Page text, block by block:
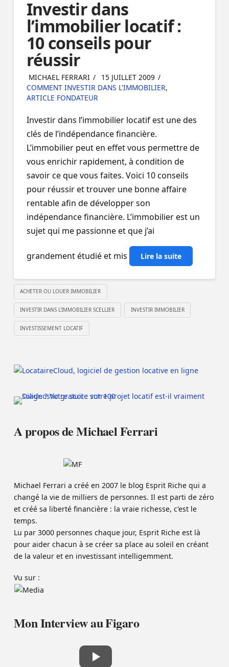
Investir dans
l’immobilier locatif :
10 conseils pour
réussir
MICHAEL FERRARI
15 JUILLET 2009
COMMENT INVESTIR DANS L'IMMOBILIER,
ARTICLE FONDATEUR
Investir dans l’immobilier locatif est une des
clés de l’indépendance financière.
L’immobilier peut en effet vous permettre de
vous enrichir rapidement, à condition de
savoir ce que vous faites. Voici 10 conseils
pour réussir et trouver une bonne affaire
rentable afin de développer son
indépendance financière. L’immobilier est un
sujet qui me passionne et que j’ai
grandement étudié et mis Lire la suite
ACHETER OU LOUER IMMOBILIER
INVESTIR DANS L'IMMOBILIER SCELLIER INVESTIR IMMOBILIER
INVESTISSEMENT LOCATIF
A propos de Michael Ferrari
Michael Ferrari a créé en 2007 le blog Esprit Riche qui a
changé la vie de milliers de personnes. Il est parti de zéro
et créé sa liberté financière : la vraie richesse, c'est le
temps.
Lu par 3000 personnes chaque jour, Esprit Riche est là
pour aider chacun à se créer sa place au soleil en créant
de la valeur et en investissant intelligemment.
Vu sur :
Mon Interview au Figaro